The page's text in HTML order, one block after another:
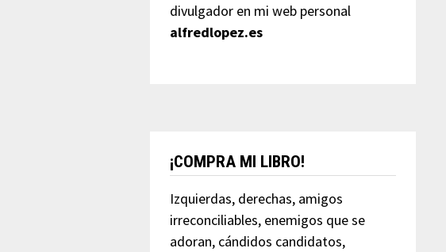
divulgador en mi web personal
alfredlopez.es
¡COMPRA MI LIBRO!
Izquierdas, derechas, amigos
irreconciliables, enemigos que se
adoran, cándidos candidatos,